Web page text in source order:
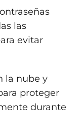
las
evitar
la nube y
proteger
durante